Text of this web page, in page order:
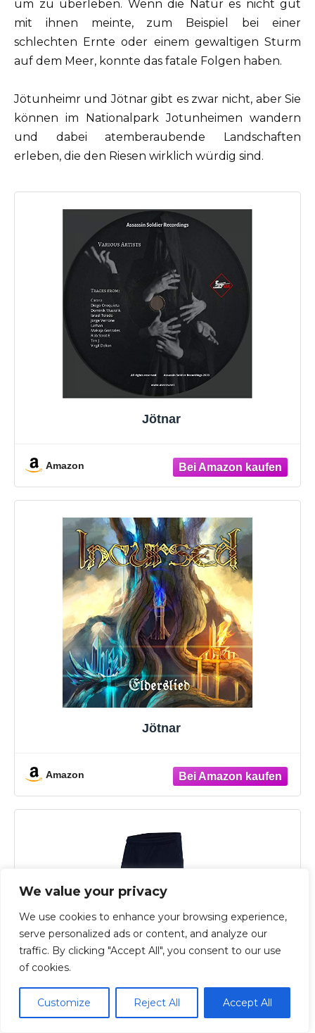
We value your privacy
We use cookies to enhance your browsing experience,
serve personalized ads or content, and analyze our
traffic. By clicking "Accept All", you consent to our use
of cookies.
Customize Reject All Accept All
um zu überleben. Wenn die Natur es nicht gut
mit ihnen meinte, zum Beispiel bei einer
schlechten Ernte oder einem gewaltigen Sturm
auf dem Meer, konnte das fatale Folgen haben.
Jötunheimr und Jötnar gibt es zwar nicht, aber Sie
können im Nationalpark Jotunheimen wandern
und dabei atemberaubende Landschaften
erleben, die den Riesen wirklich würdig sind.
Jötnar
Amazon
Jötnar
Amazon